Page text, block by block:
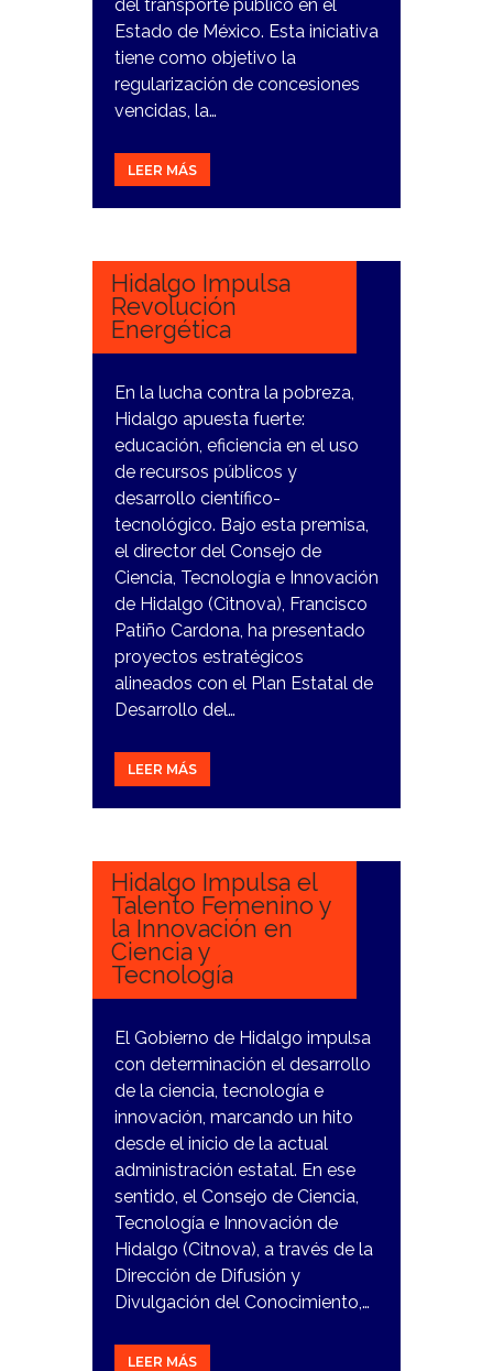
del transporte público en el
Estado de México. Esta iniciativa
tiene como objetivo la
regularización de concesiones
vencidas, la…
LEER MÁS
3
Hidalgo Impulsa
Revolución
Energética
En la lucha contra la pobreza,
Hidalgo apuesta fuerte:
educación, eficiencia en el uso
de recursos públicos y
desarrollo científico-
tecnológico. Bajo esta premisa,
el director del Consejo de
Ciencia, Tecnología e Innovación
de Hidalgo (Citnova), Francisco
Patiño Cardona, ha presentado
proyectos estratégicos
alineados con el Plan Estatal de
Desarrollo del…
LEER MÁS
29
Hidalgo Impulsa el
Talento Femenino y
la Innovación en
Ciencia y
Tecnología
El Gobierno de Hidalgo impulsa
con determinación el desarrollo
de la ciencia, tecnología e
innovación, marcando un hito
desde el inicio de la actual
administración estatal. En ese
sentido, el Consejo de Ciencia,
Tecnología e Innovación de
Hidalgo (Citnova), a través de la
Dirección de Difusión y
Divulgación del Conocimiento,…
LEER MÁS